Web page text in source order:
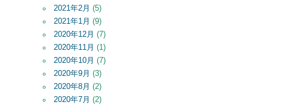
2021年2月 (5)
2021年1月 (9)
2020年12月 (7)
2020年11月 (1)
2020年10月 (7)
2020年9月 (3)
2020年8月 (2)
2020年7月 (2)